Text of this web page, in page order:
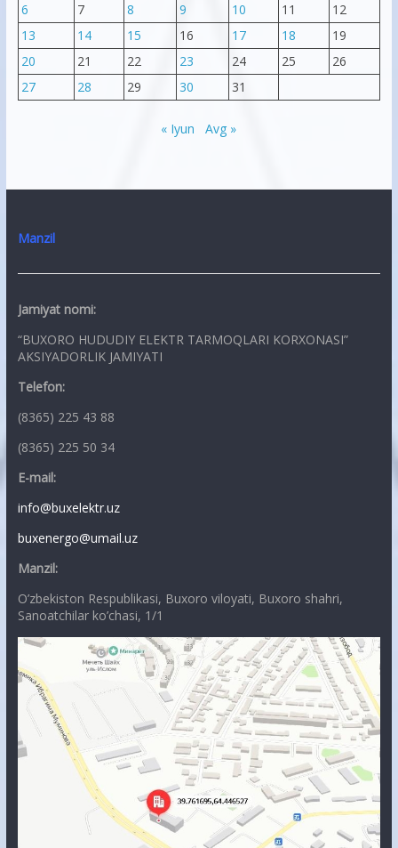
6
7 8 9 10 11
12
13
14 15 16 17 18
19
20
21 22 23 24 25
26
27
28 29 30 31
« Iyun Avg »
Manzil
Jamiyat nomi:
“BUXORO HUDUDIY ELEKTR TARMOQLARI KORXONASI”
AKSIYADORLIK JAMIYATI
Telefon:
(8365) 225 43 88
(8365) 225 50 34
E-mail:
info@buxelektr.uz
buxenergo@umail.uz
Manzil:
O’zbekiston Respublikasi, Buxoro viloyati, Buxoro shahri,
Sanoatchilar ko’chasi, 1/1